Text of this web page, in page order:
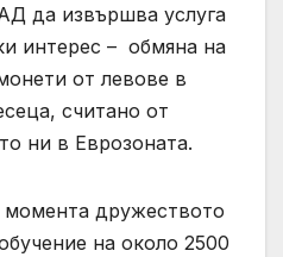
да извършва услуга
интерес – обмяна на
от левове в
считано от
ни в Еврозоната.
дружеството
на около 2500